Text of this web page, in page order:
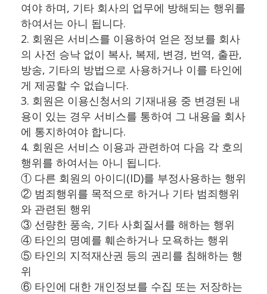
여야 하며, 기타 회사의 업무에 방해되는 행위를
하여서는 아니 됩니다.
2. 회원은 서비스를 이용하여 얻은 정보를 회사
의 사전 승낙 없이 복사, 복제, 변경, 번역, 출판,
방송, 기타의 방법으로 사용하거나 이를 타인에
게 제공할 수 없습니다.
3. 회원은 이용신청서의 기재내용 중 변경된 내
용이 있는 경우 서비스를 통하여 그 내용을 회사
에 통지하여야 합니다.
4. 회원은 서비스 이용과 관련하여 다음 각 호의
행위를 하여서는 아니 됩니다.
① 다른 회원의 아이디(ID)를 부정사용하는 행위
② 범죄행위를 목적으로 하거나 기타 범죄행위
와 관련된 행위
③ 선량한 풍속, 기타 사회질서를 해하는 행위
④ 타인의 명예를 훼손하거나 모욕하는 행위
⑤ 타인의 지적재산권 등의 권리를 침해하는 행
위
⑥ 타인에 대한 개인정보를 수집 또는 저장하는